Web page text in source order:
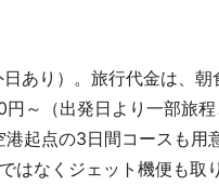
あり）。旅行代金は、
～（出発日より一部旅
起点の3日間コースも用
はなくジェット機便も取